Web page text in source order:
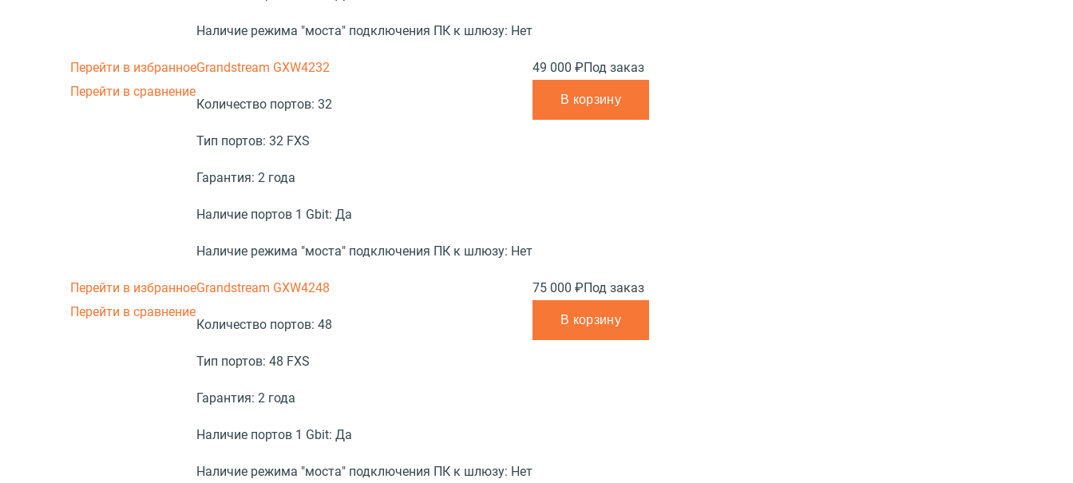
Наличие режима "моста" подключения ПК к шлюзу: Нет
Перейти в избранное
Перейти в сравнение
Grandstream GXW4232
Количество портов: 32
Тип портов: 32 FXS
Гарантия: 2 года
Наличие портов 1 Gbit: Да
Наличие режима "моста" подключения ПК к шлюзу: Нет
49 000 ₽Под заказ
В корзину
Перейти в избранное
Перейти в сравнение
Grandstream GXW4248
Количество портов: 48
Тип портов: 48 FXS
Гарантия: 2 года
Наличие портов 1 Gbit: Да
Наличие режима "моста" подключения ПК к шлюзу: Нет
75 000 ₽Под заказ
В корзину